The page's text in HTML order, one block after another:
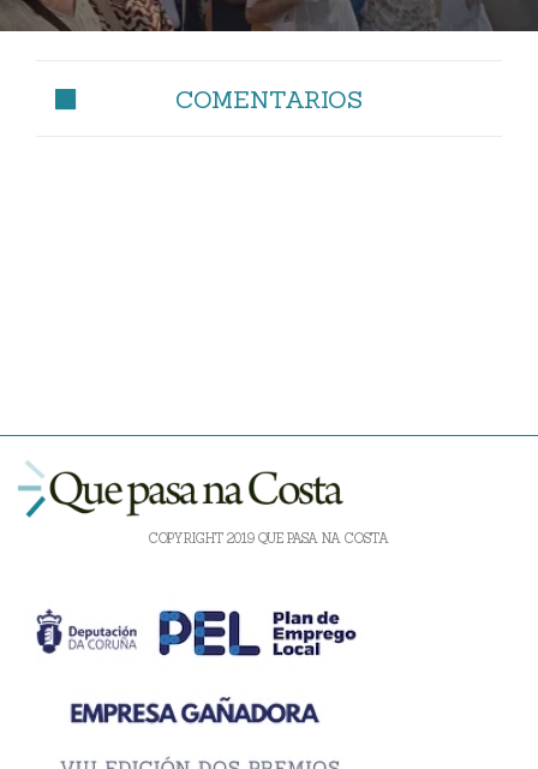
COMENTARIOS
COPYRIGHT 2019 QUE PASA NA COSTA